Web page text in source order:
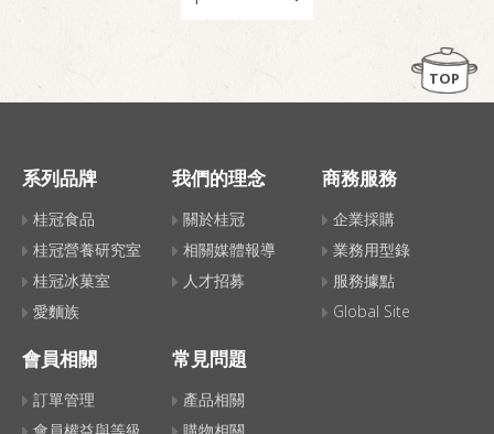
TOP
系列品牌
桂冠食品
桂冠營養研究室
桂冠冰菓室
愛麵族
我們的理念
關於桂冠
相關媒體報導
人才招募
商務服務
企業採購
業務用型錄
服務據點
Global Site
會員相關
訂單管理
會員權益與等級
常見問題
產品相關
購物相關